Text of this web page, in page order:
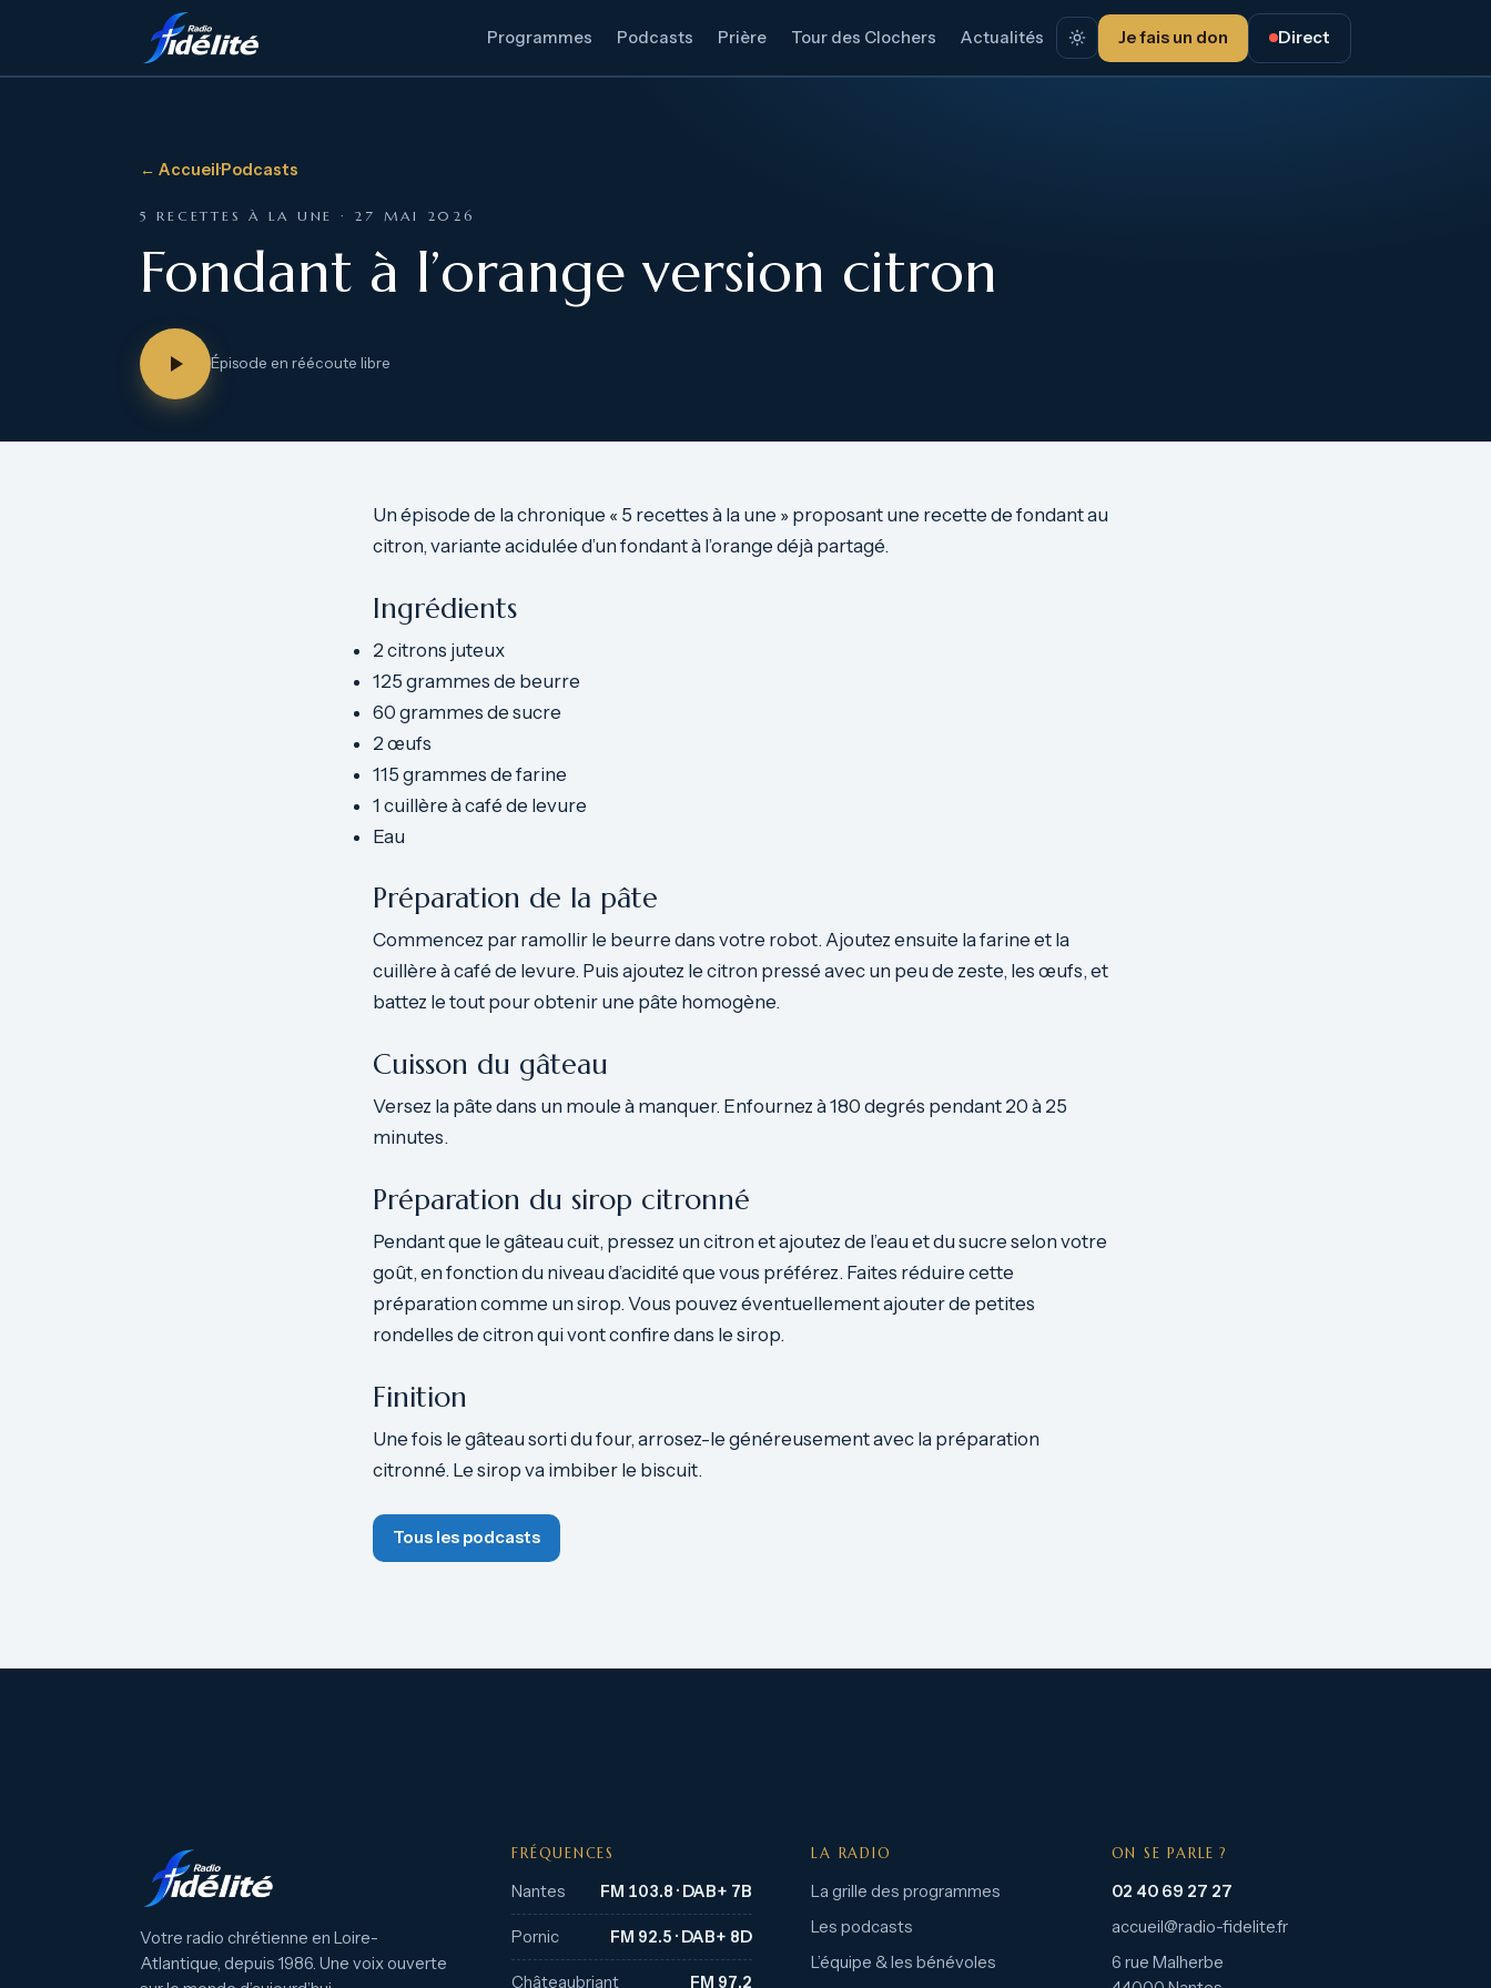
Programmes Podcasts Prière Tour des Clochers Actualités Je fais un don Direct
← Accueil·Podcasts
5 RECETTES À LA UNE · 27 MAI 2026
Fondant à l’orange version citron
Épisode en réécoute libre
Un épisode de la chronique « 5 recettes à la une » proposant une recette de fondant au
citron, variante acidulée d’un fondant à l’orange déjà partagé.
Ingrédients
2 citrons juteux
125 grammes de beurre
60 grammes de sucre
2 œufs
115 grammes de farine
1 cuillère à café de levure
Eau
Préparation de la pâte
Commencez par ramollir le beurre dans votre robot. Ajoutez ensuite la farine et la
cuillère à café de levure. Puis ajoutez le citron pressé avec un peu de zeste, les œufs, et
battez le tout pour obtenir une pâte homogène.
Cuisson du gâteau
Versez la pâte dans un moule à manquer. Enfournez à 180 degrés pendant 20 à 25
minutes.
Préparation du sirop citronné
Pendant que le gâteau cuit, pressez un citron et ajoutez de l’eau et du sucre selon votre
goût, en fonction du niveau d’acidité que vous préférez. Faites réduire cette
préparation comme un sirop. Vous pouvez éventuellement ajouter de petites
rondelles de citron qui vont confire dans le sirop.
Finition
Une fois le gâteau sorti du four, arrosez-le généreusement avec la préparation
citronné. Le sirop va imbiber le biscuit.
Tous les podcasts
Votre radio chrétienne en Loire-
Atlantique, depuis 1986. Une voix ouverte
FRÉQUENCES
Nantes FM 103.8 · DAB+ 7B
Pornic FM 92.5 · DAB+ 8D
Châteaubriant FM 97.2
LA RADIO
La grille des programmes
Les podcasts
L’équipe & les bénévoles
ON SE PARLE ?
02 40 69 27 27
accueil@radio-fidelite.fr
6 rue Malherbe